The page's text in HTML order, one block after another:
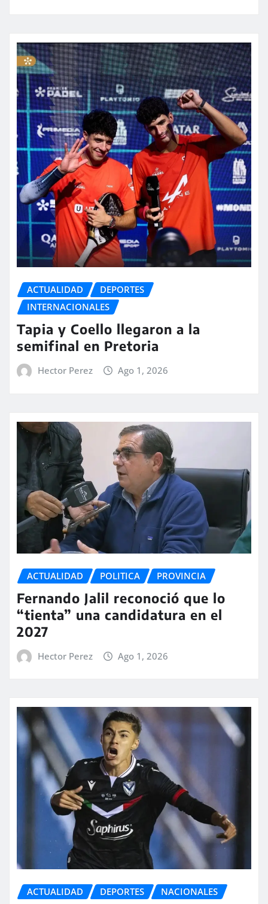
ACTUALIDAD
DEPORTES
INTERNACIONALES
Tapia y Coello llegaron a la
semifinal en Pretoria
Hector Perez Ago 1, 2026
ACTUALIDAD POLITICA PROVINCIA
Fernando Jalil reconoció que lo
“tienta” una candidatura en el
2027
Hector Perez Ago 1, 2026
ACTUALIDAD DEPORTES NACIONALES